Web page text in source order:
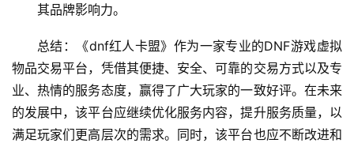
其品牌影响力。
总结：《dnf红人卡盟》作为一家专业的DNF游戏虚拟
物品交易平台，凭借其便捷、安全、可靠的交易方式以及专
业、热情的服务态度，赢得了广大玩家的一致好评。在未来
的发展中，该平台应继续优化服务内容，提升服务质量，以
满足玩家们更高层次的需求。同时，该平台也应不断改进和